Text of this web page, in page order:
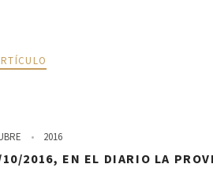
2016
2016, EN EL DIARIO LA